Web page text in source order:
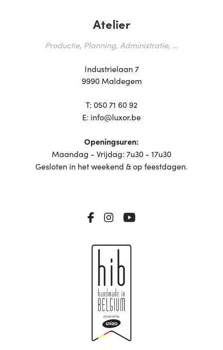
Atelier
Productie, Planning, Administratie, ...
Industrielaan 7
9990 Maldegem
T: 050 71 60 92
E: info@luxor.be
Openingsuren:
Maandag - Vrijdag: 7u30 - 17u30
Gesloten in het weekend & op feestdagen.